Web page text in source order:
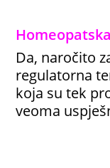
Da, naročito
regulatorna
koja su tek
veoma